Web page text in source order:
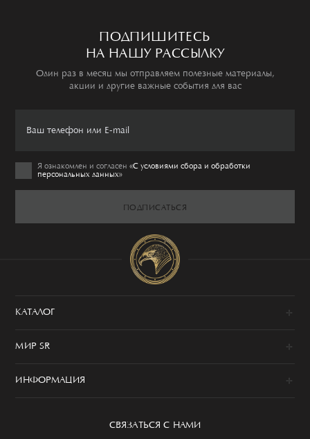
ПОДПИШИТЕСЬ
НА НАШУ РАССЫЛКУ
Один раз в месяц мы отправляем полезные материалы,
акции и другие важные события для вас
Я ознакомлен и согласен«C условиями сбора и обработки
персональных данных»
ПОДПИСАТЬСЯ
КАТАЛОГ
Одежда
МИР SR
ИНФОРМАЦИЯ
СВЯЗАТЬСЯ С НАМИ